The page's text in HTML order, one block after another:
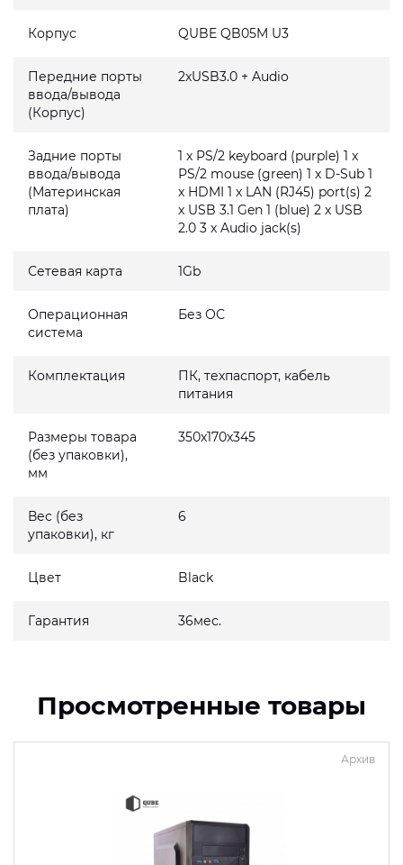
Корпус QUBE QB05M U3
Передние порты
ввода/вывода
(Корпус)
2xUSB3.0 + Audio
Задние порты
ввода/вывода
(Материнская
плата)
1 x PS/2 keyboard (purple) 1 x
PS/2 mouse (green) 1 x D-Sub 1
x HDMI 1 x LAN (RJ45) port(s) 2
x USB 3.1 Gen 1 (blue) 2 x USB
2.0 3 x Audio jack(s)
Сетевая карта 1Gb
Операционная
система
Без ОС
Комплектация
ПК, техпаспорт, кабель
питания
Размеры товара
(без упаковки),
мм
350x170x345
Вес (без
упаковки), кг
6
Цвет Black
Гарантия 36мес.
Просмотренные товары
Архив